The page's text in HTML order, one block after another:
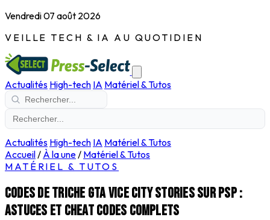
Vendredi 07 août 2026
VEILLE TECH & IA AU QUOTIDIEN
Actualités High-tech IA Matériel & Tutos
Actualités High-tech IA Matériel & Tutos
Accueil/ À la une/ Matériel & Tutos
MATÉRIEL & TUTOS
Codes de triche GTA Vice City Stories sur PSP :
astuces et cheat codes complets